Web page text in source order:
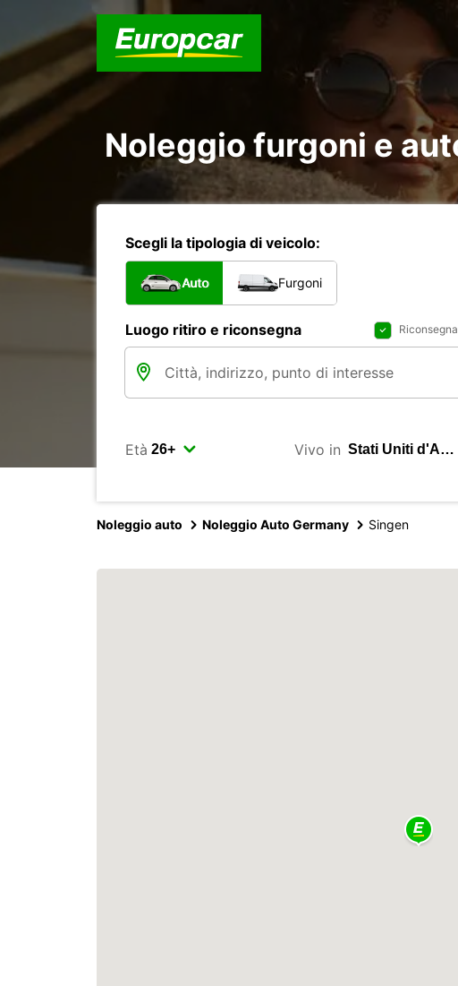
Noleggio furgoni e
Scegli la tipologia di veicolo:
Auto Furgoni
Luogo ritiro e riconsegna
Età Vivo in
Noleggio auto Noleggio Auto Germany Singen